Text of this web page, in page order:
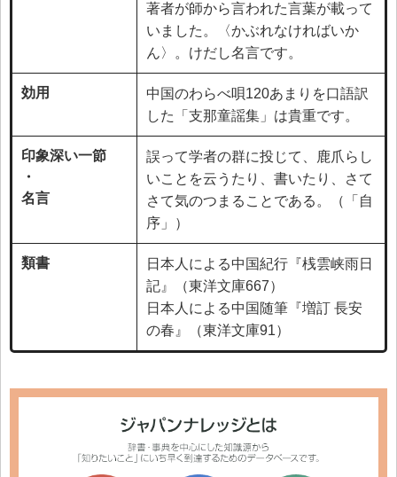
著者が師から言われた言葉が載って
いました。〈かぶれなければいか
ん〉。けだし名言です。
効用
中国のわらべ唄120あまりを口語訳
した「支那童謡集」は貴重です。
印象深い一節
・
名言
誤って学者の群に投じて、鹿爪らし
いことを云うたり、書いたり、さて
さて気のつまることである。（「自
序」）
類書
日本人による中国紀行『桟雲峡雨日
記』（東洋文庫667）
日本人による中国随筆『増訂 長安
の春』（東洋文庫91）